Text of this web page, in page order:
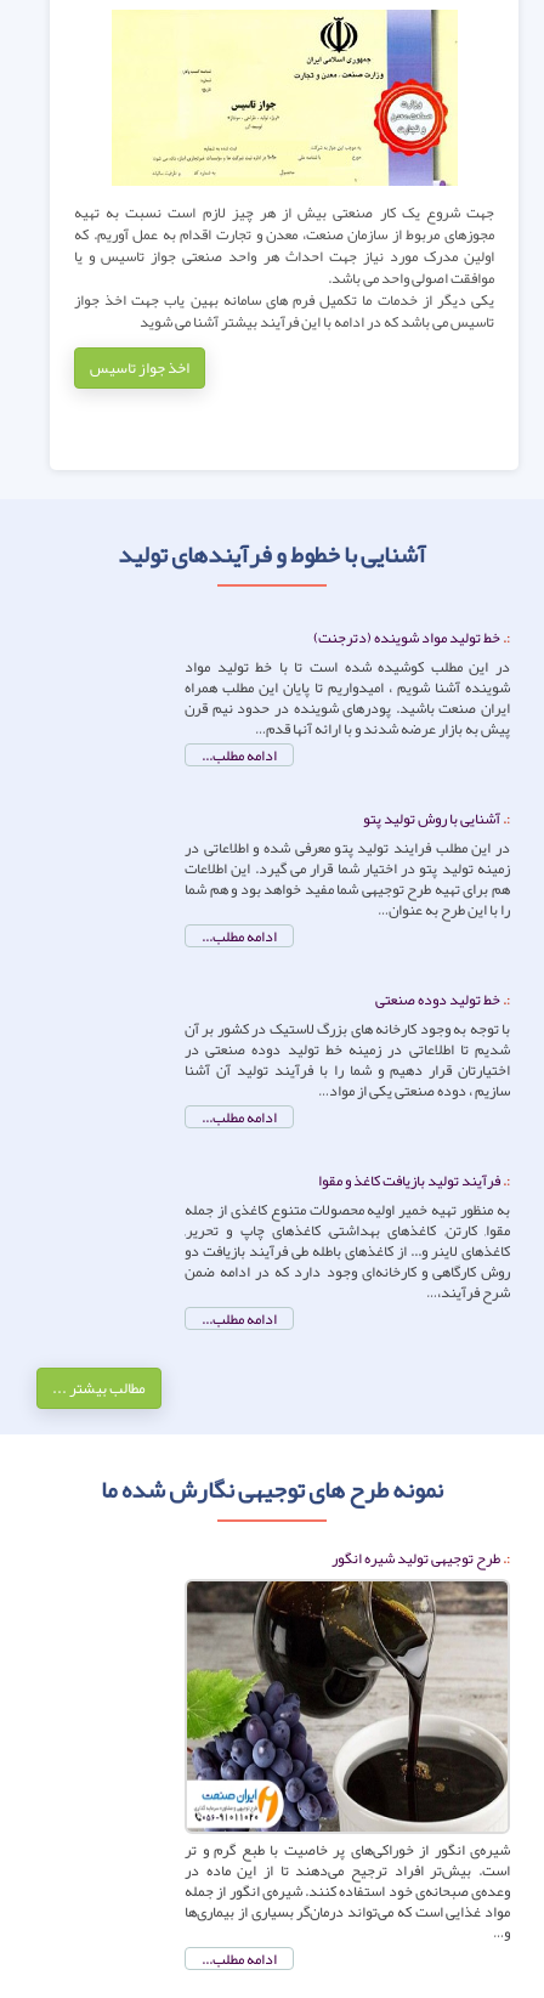
جهت شروع یک کار صنعتی بیش از هر چیز لازم است نسبت به تهیه
مجوزهای مربوط از سازمان صنعت، معدن و تجارت اقدام به عمل آوریم. که
اولین مدرک مورد نیاز جهت احداث هر واحد صنعتی جواز تاسیس و یا
موافقت اصولی واحد می باشد.
یکی دیگر از خدمات ما تکمیل فرم های سامانه بهین یاب جهت اخذ جواز
تاسیس می باشد که در ادامه با این فرآیند بیشتر آشنا می شوید
اخذ جواز تاسیس
آشنایی با خطوط و فرآیندهای تولید
خط تولید مواد شوینده (دترجنت)
در این مطلب کوشیده شده است تا با خط تولید مواد
شوینده آشنا شویم ، امیدواریم تا پایان این مطلب همراه
ایران صنعت باشید. پودرهای شوینده در حدود نیم قرن
پیش به بازار عرضه شدند و با ارائه آنها قدم…
ادامه مطلب...
آشنایی با روش تولید پتو
در این مطلب فرایند تولید پتو معرفی شده و اطلاعاتی در
زمینه تولید پتو در اختیار شما قرار می گیرد. این اطلاعات
هم برای تهیه طرح توجیهی شما مفید خواهد بود و هم شما
را با این طرح به عنوان…
ادامه مطلب...
خط تولید دوده صنعتی
با توجه به وجود کارخانه های بزرگ لاستیک در کشور بر آن
شدیم تا اطلاعاتی در زمینه خط تولید دوده صنعتی در
اختیارتان قرار دهیم و شما را با فرآیند تولید آن آشنا
سازیم ، دوده صنعتی یکی از مواد…
ادامه مطلب...
فرآیند تولید بازیافت‌ کاغذ و مقوا
به منظور تهیه خمیر اولیه محصولات متنوع کاغذی از جمله
مقوا, کارتن, کاغذهای بهداشتی, کاغذهای چاپ و تحریر,
کاغذهای لاینر و... از کاغذهای باطله طی فرآیند بازیافت دو
روش کارگاهی و کارخانه‌ای وجود دارد که در ادامه ضمن
شرح فرآیند،…
ادامه مطلب...
مطالب بیشتر ...
نمونه طرح های توجیهی نگارش شده ما
طرح توجیهی تولید شیره انگور
شیره‌ی انگور از خوراکی‌های پر خاصیت با طبع گرم و تر
است. بیش‌تر افراد ترجیح می‌دهند تا از این ماده در
وعده‌ی صبحانه‌ی خود استفاده کنند. شیره‌ی انگور از جمله
مواد غذایی است که می‌تواند درمان‌گر بسیاری از بیماری‌ها
و…
ادامه مطلب...